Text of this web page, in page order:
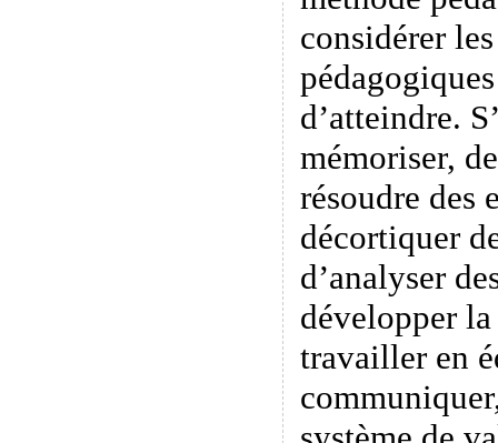
considérer
d’atteindre.
mémoriser,
résoudre des
décortiquer
d’analyser
développer
travailler en